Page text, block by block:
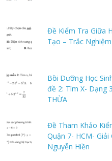
Đề Kiểm Tra Giữa
Tạo – Trắc
Bồi Dưỡng Học
đề 2: Tìm X- Dạng
THỪA
Đề Tham Khảo
Quận 7- HCM-
Nguyễn Hiền